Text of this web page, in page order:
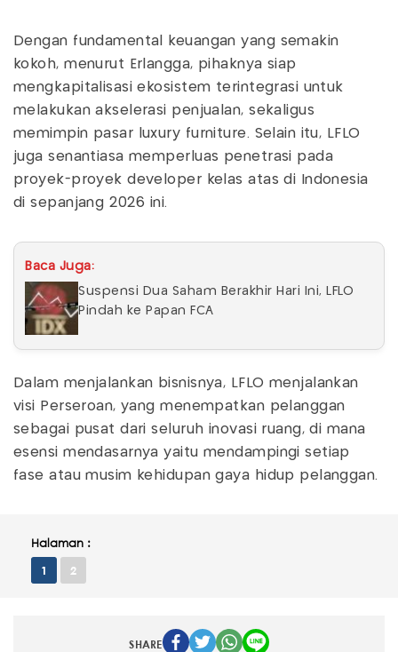
Dengan fundamental keuangan yang semakin
kokoh, menurut Erlangga, pihaknya siap
mengkapitalisasi ekosistem terintegrasi untuk
melakukan akselerasi penjualan, sekaligus
memimpin pasar luxury furniture. Selain itu, LFLO
juga senantiasa memperluas penetrasi pada
proyek-proyek developer kelas atas di Indonesia
di sepanjang 2026 ini.
Baca Juga:
Suspensi Dua Saham Berakhir Hari Ini, LFLO
Pindah ke Papan FCA
Dalam menjalankan bisnisnya, LFLO menjalankan
visi Perseroan, yang menempatkan pelanggan
sebagai pusat dari seluruh inovasi ruang, di mana
esensi mendasarnya yaitu mendampingi setiap
fase atau musim kehidupan gaya hidup pelanggan.
Halaman :
1 2
SHARE